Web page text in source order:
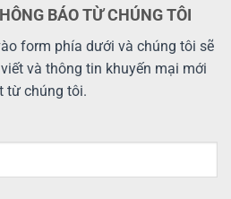
BÁO TỪ CHÚNG TÔI
form phía dưới và chúng tôi sẽ
và thông tin khuyến mại mới
từ chúng tôi.